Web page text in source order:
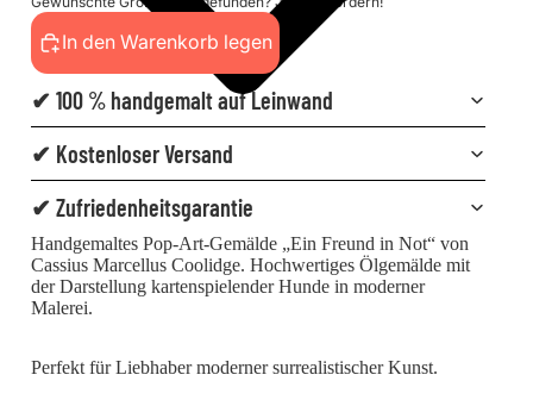
In den Warenkorb legen
✔ 100 % handgemalt auf Leinwand
✔ Kostenloser Versand
✔ Zufriedenheitsgarantie
Handgemaltes Pop-Art-Gemälde „Ein Freund in Not“ von
Cassius Marcellus Coolidge. Hochwertiges Ölgemälde mit
der Darstellung kartenspielender Hunde in moderner
Malerei.
Perfekt für Liebhaber moderner surrealistischer Kunst.